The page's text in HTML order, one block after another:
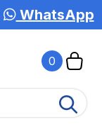
WhatsApp
0